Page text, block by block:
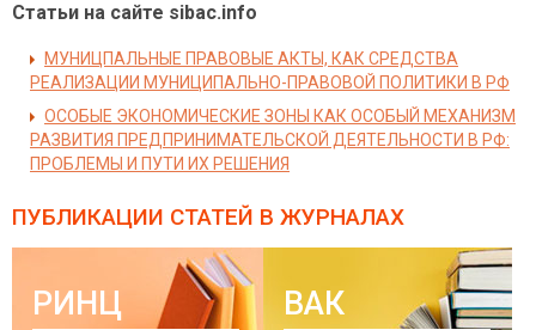
Статьи на сайте sibac.info
МУНИЦПАЛЬНЫЕ ПРАВОВЫЕ АКТЫ, КАК СРЕДСТВА
РЕАЛИЗАЦИИ МУНИЦИПАЛЬНО-ПРАВОВОЙ ПОЛИТИКИ В РФ
ОСОБЫЕ ЭКОНОМИЧЕСКИЕ ЗОНЫ КАК ОСОБЫЙ МЕХАНИЗМ
РАЗВИТИЯ ПРЕДПРИНИМАТЕЛЬСКОЙ ДЕЯТЕЛЬНОСТИ В РФ:
ПРОБЛЕМЫ И ПУТИ ИХ РЕШЕНИЯ
ПУБЛИКАЦИИ СТАТЕЙ В ЖУРНАЛАХ
РИНЦ ВАК